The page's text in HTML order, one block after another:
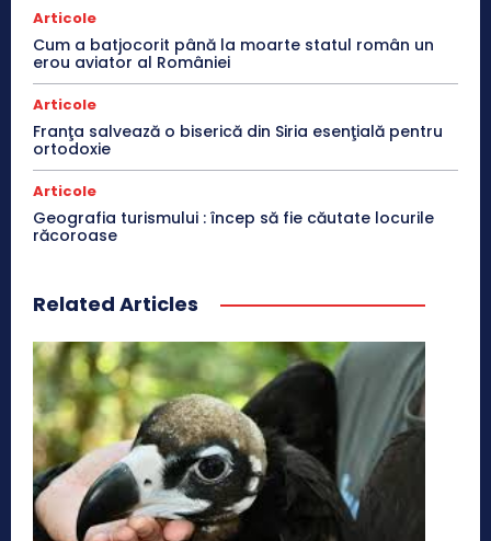
Articole
Cum a batjocorit până la moarte statul român un
erou aviator al României
Articole
Franţa salvează o biserică din Siria esenţială pentru
ortodoxie
Articole
Geografia turismului : încep să fie căutate locurile
răcoroase
Related Articles